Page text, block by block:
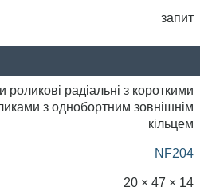
запит
роликові радіальні з короткими
з однобортним зовнішнім
кільцем
NF204
20 × 47 × 14